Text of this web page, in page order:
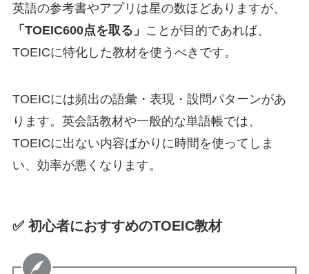
英語の参考書やアプリは星の数ほどありますが、
「TOEIC600点を取る」 ことが目的であれば、
TOEICに特化した教材を使うべきです。
TOEICには頻出の語彙・表現・設問パターンがあ
ります。英会話教材や一般的な単語帳では、
TOEICに出ない内容ばかりに時間を使ってしま
い、効率が悪くなります。
✅ 初心者におすすめのTOEIC教材